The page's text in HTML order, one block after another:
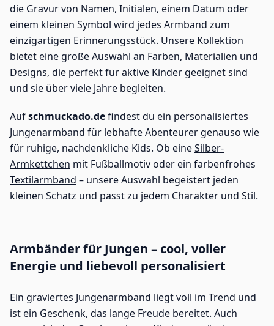
die Gravur von Namen, Initialen, einem Datum oder
einem kleinen Symbol wird jedes Armband zum
einzigartigen Erinnerungsstück. Unsere Kollektion
bietet eine große Auswahl an Farben, Materialien und
Designs, die perfekt für aktive Kinder geeignet sind
und sie über viele Jahre begleiten.
Aufschmuckado.defindest du ein personalisiertes
Jungenarmband für lebhafte Abenteurer genauso wie
für ruhige, nachdenkliche Kids. Ob eineSilber-
Armkettchen mit Fußballmotiv oder ein farbenfrohes
Textilarmband – unsere Auswahl begeistert jeden
kleinen Schatz und passt zu jedem Charakter und Stil.
Armbänder für Jungen – cool, voller
Energie und liebevoll personalisiert
Ein graviertes Jungenarmband liegt voll im Trend und
ist ein Geschenk, das lange Freude bereitet. Auch